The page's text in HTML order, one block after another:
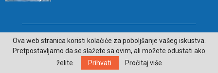
Ova web stranica koristi kolačiće za poboljšanje vašeg iskustva.
Pretpostavljamo da se slažete sa ovim, ali možete odustati ako
želite.
Prihvati Pročitaj više